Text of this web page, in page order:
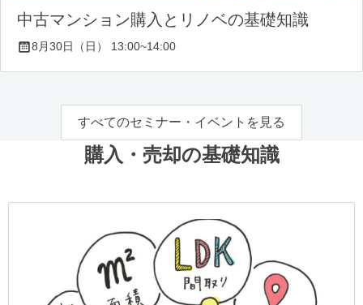
中古マンション購入とリノベの基礎知識
8月30日（日） 13:00~14:00
すべてのセミナー・イベントを見る
購入・売却の基礎知識